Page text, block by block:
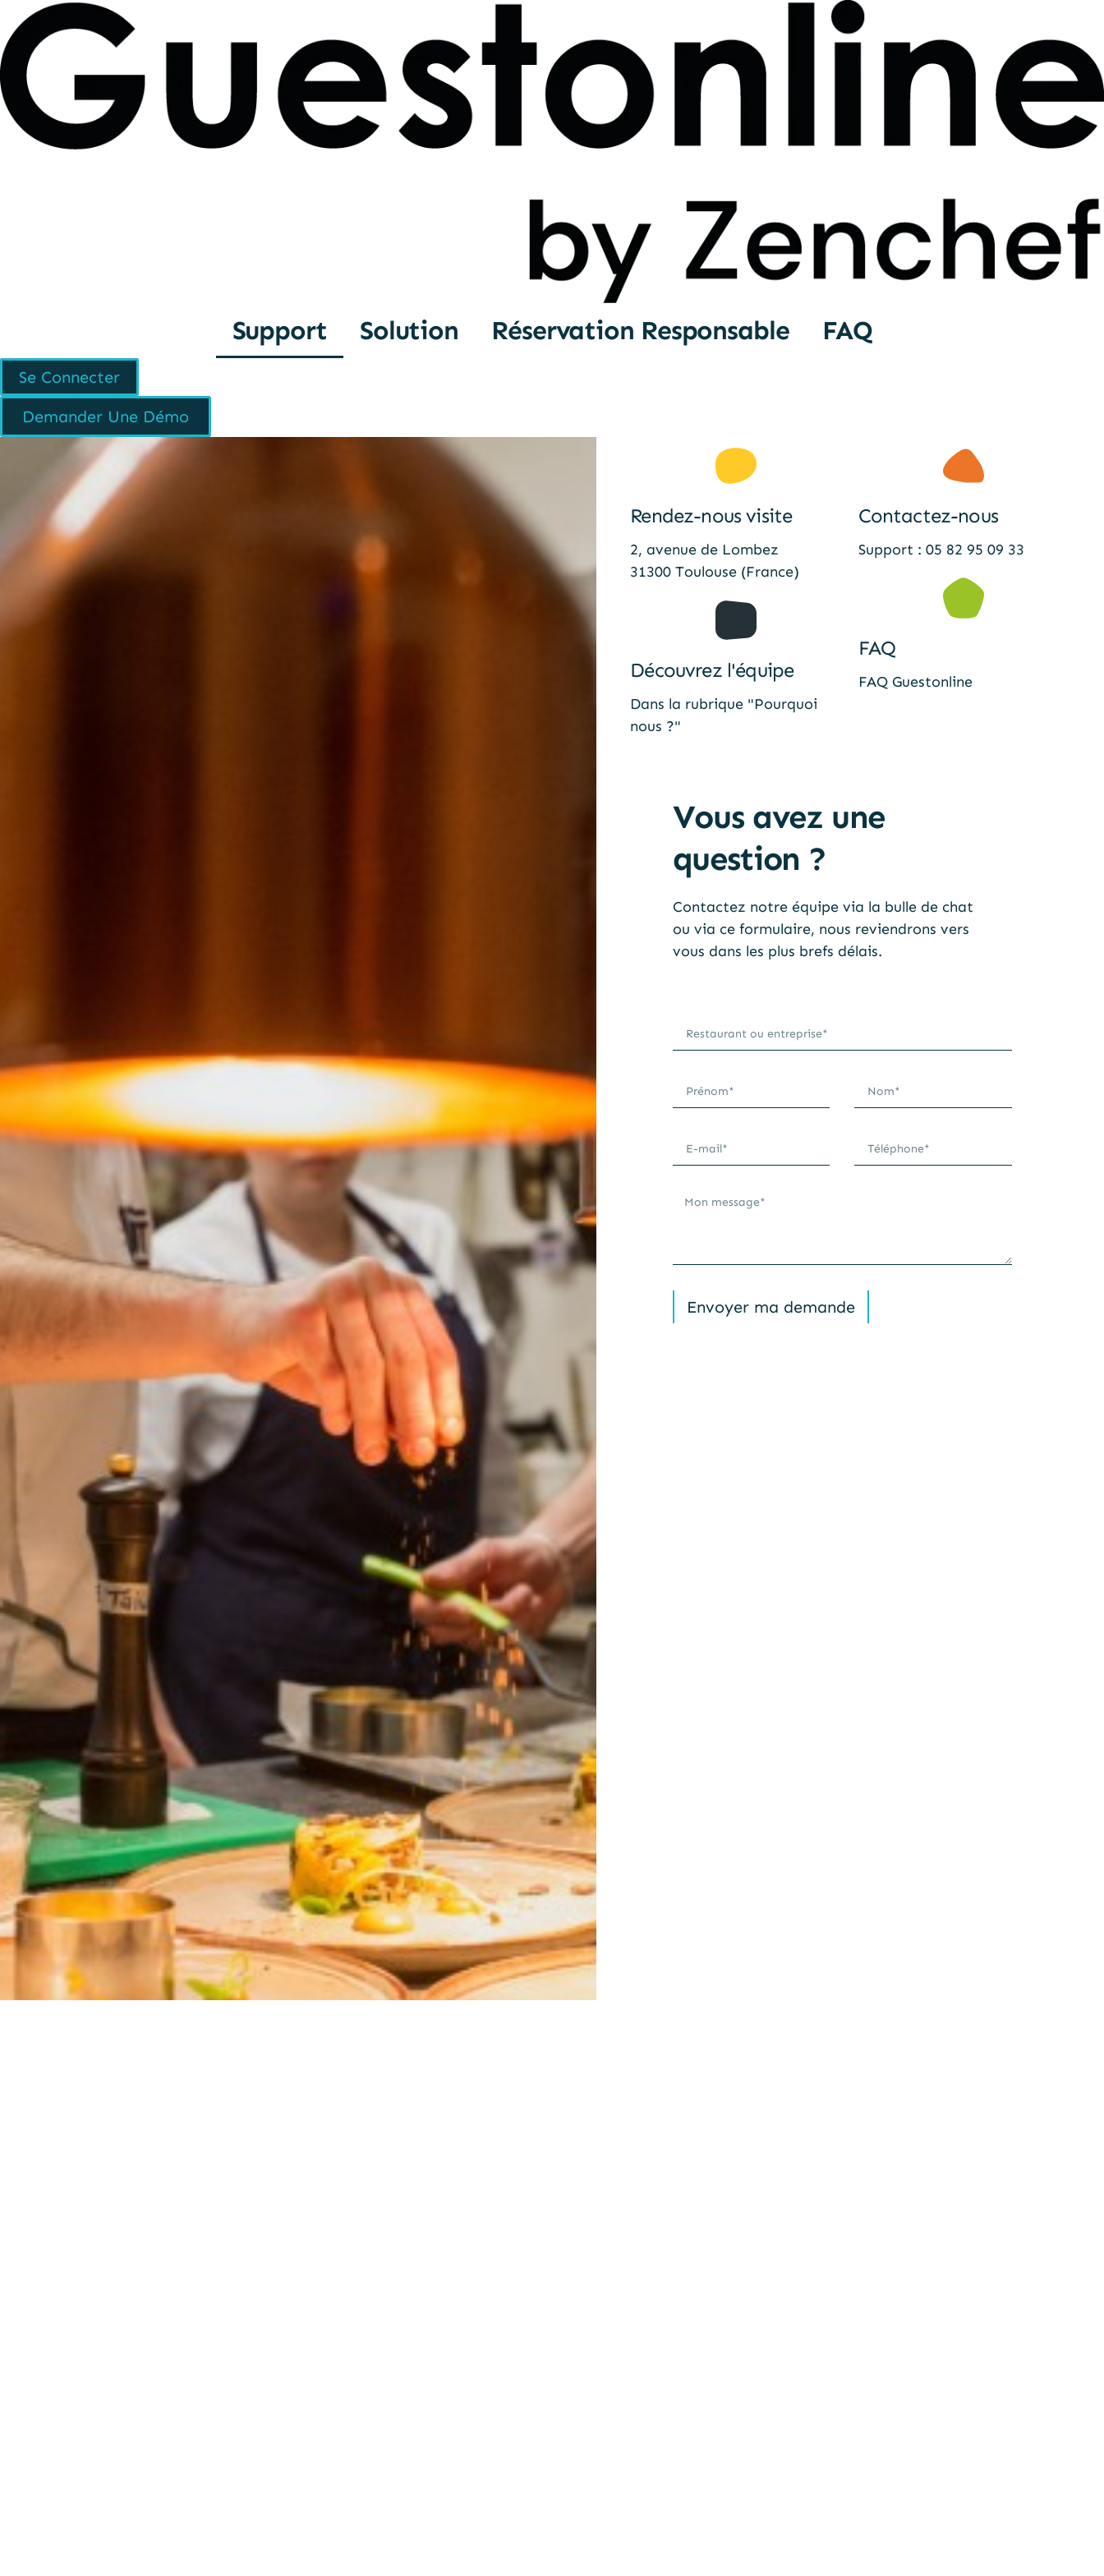
Support Solution Réservation Responsable FAQ
Se Connecter
Demander Une Démo
Rendez-nous visite
2, avenue de Lombez
31300 Toulouse (France)
Découvrez l'équipe
Dans la rubrique "Pourquoi
nous ?"
Contactez-nous
Support : 05 82 95 09 33
FAQ
FAQ Guestonline
Vous avez une
question ? ​
Contactez notre équipe via la bulle de chat
ou via ce formulaire, nous reviendrons vers
vous dans les plus brefs délais.
Envoyer ma demande